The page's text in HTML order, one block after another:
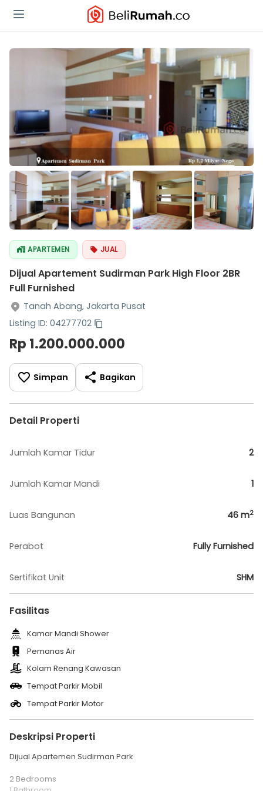
APARTEMEN JUAL
Dijual Apartement Sudirman Park High Floor 2BR
Full Furnished
Tanah Abang, Jakarta Pusat
Listing ID: 04277702
Rp 1.200.000.000
Simpan Bagikan
Detail Properti
Jumlah Kamar Tidur 2
Jumlah Kamar Mandi 1
Luas Bangunan 46 m2
Perabot Fully Furnished
Sertifikat Unit SHM
Fasilitas
Kamar Mandi Shower
Pemanas Air
Kolam Renang Kawasan
Tempat Parkir Mobil
Tempat Parkir Motor
Deskripsi Properti
Dijual Apartemen Sudirman Park
2 Bedrooms